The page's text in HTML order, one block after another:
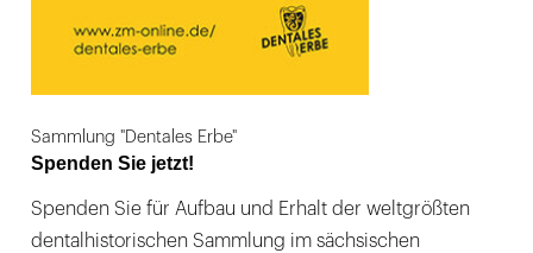
Sammlung "Dentales Erbe"
Spenden Sie jetzt!
Spenden Sie für Aufbau und Erhalt der weltgrößten
dentalhistorischen Sammlung im sächsischen